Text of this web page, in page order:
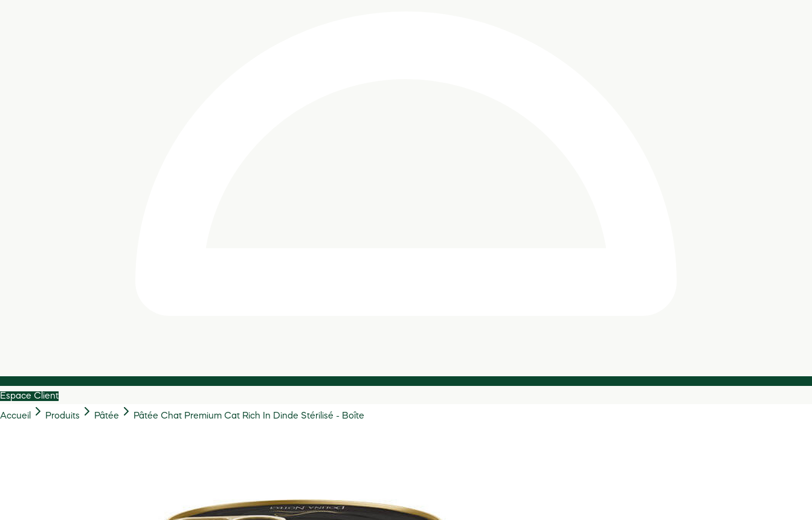
Espace Client
Accueil Produits Pâtée Pâtée Chat Premium Cat Rich In Dinde Stérilisé - Boîte